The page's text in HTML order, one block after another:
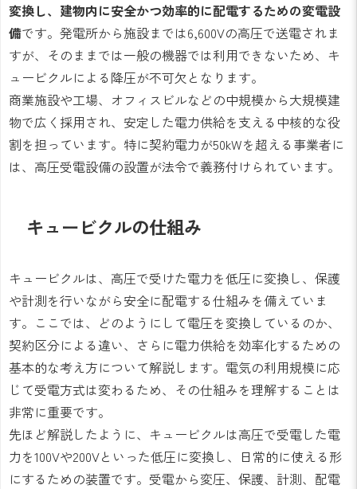
変換し、建物内に安全かつ効率的に配電するための変電設
備です。発電所から施設までは6,600Vの高圧で送電されま
すが、そのままでは一般の機器では利用できないため、キ
ュービクルによる降圧が不可欠となります。
商業施設や工場、オフィスビルなどの中規模から大規模建
物で広く採用され、安定した電力供給を支える中核的な役
割を担っています。特に契約電力が50kWを超える事業者に
は、高圧受電設備の設置が法令で義務付けられています。
キュービクルの仕組み
キュービクルは、高圧で受けた電力を低圧に変換し、保護
や計測を行いながら安全に配電する仕組みを備えていま
す。ここでは、どのようにして電圧を変換しているのか、
契約区分による違い、さらに電力供給を効率化するための
基本的な考え方について解説します。電気の利用規模に応
じて受電方式は変わるため、その仕組みを理解することは
非常に重要です。
先ほど解説したように、キュービクルは高圧で受電した電
力を100Vや200Vといった低圧に変換し、日常的に使える形
にするための装置です。受電から変圧、保護、計測、配電